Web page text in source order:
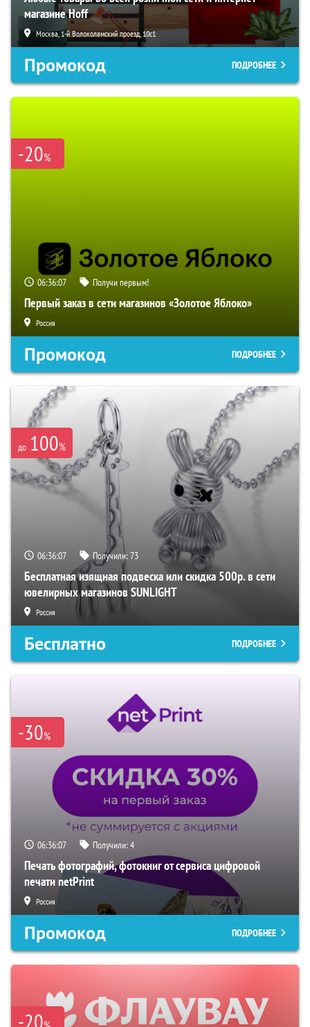
магазине Hoff
Москва, 1-й Волоколамский проезд, 10с1
Промокод ПОДРОБНЕЕ
-20%
06:36:06 Получи первым!
Первый заказ в сети магазинов «Золотое Яблоко»
Россия
Промокод ПОДРОБНЕЕ
до 100%
06:36:06 Получили:73
Бесплатная изящная подвеска или скидка 500р. в сети
ювелирных магазинов SUNLIGHT
Россия
Бесплатно ПОДРОБНЕЕ
-30%
06:36:06 Получили:4
Печать фотографий, фотокниг от сервиса цифровой
печати netPrint
Россия
Промокод ПОДРОБНЕЕ
-20